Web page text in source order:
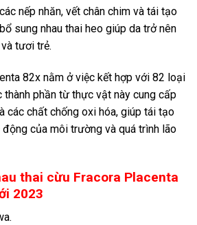
nếp nhăn, vết chân chim và tái tạo
sung nhau thai heo giúp da trở nên
tươi trẻ.
82x nằm ở việc kết hợp với 82 loại
thành phần từ thực vật này cung cấp
các chất chống oxi hóa, giúp tái tạo
của môi trường và quá trình lão
thai cừu Fracora Placenta
2023